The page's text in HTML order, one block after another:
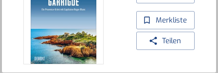
Merkliste
Teilen